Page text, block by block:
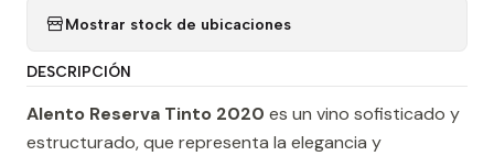
Mostrar stock de ubicaciones
DESCRIPCIÓN
Alento Reserva Tinto 2020 es un vino sofisticado y
estructurado, que representa la elegancia y